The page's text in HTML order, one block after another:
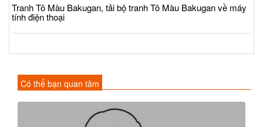
Tranh Tô Màu Bakugan, tải bộ tranh Tô Màu Bakugan về máy
tính điện thoại
Có thể bạn quan tâm